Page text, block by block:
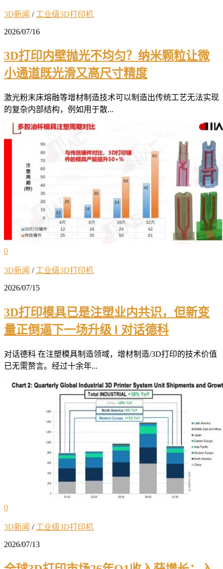
3D新闻 / 工业级3D打印机
2026/07/16
3D打印内壁抛光不均匀？纳米颗粒让微
小通道既光滑又高尺寸精度
激光粉末床熔融等增材制造技术可以制造出传统工艺无法实现
的复杂内部结构，例如用于散...
0
3D新闻 / 工业级3D打印机
2026/07/15
3D打印模具已是注塑业内共识，但新变
量正倒逼下一场升级 l 对话德科
对话德科 在注塑模具制造领域，增材制造/3D打印的技术价值
已无需赘言。经过十余年...
0
3D新闻 / 工业级3D打印机
2026/07/13